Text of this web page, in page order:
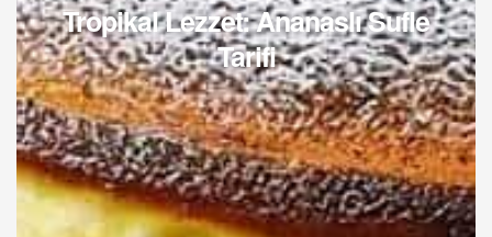
Tropikal Lezzet: Ananaslı Sufle
Tarifi